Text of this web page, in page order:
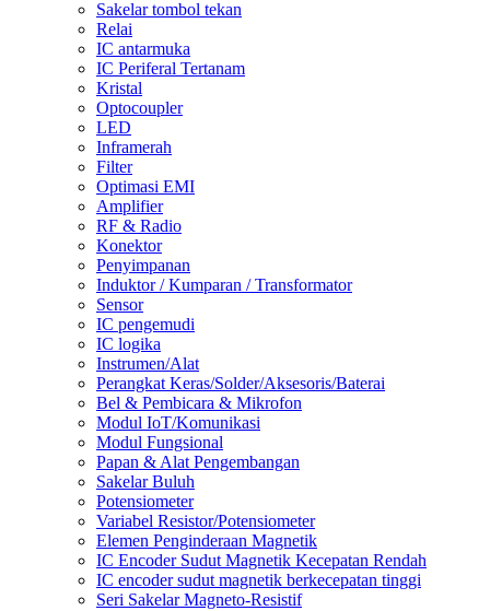
Sakelar tombol tekan
Relai
IC antarmuka
IC Periferal Tertanam
Kristal
Optocoupler
LED
Inframerah
Filter
Optimasi EMI
Amplifier
RF & Radio
Konektor
Penyimpanan
Induktor / Kumparan / Transformator
Sensor
IC pengemudi
IC logika
Instrumen/Alat
Perangkat Keras/Solder/Aksesoris/Baterai
Bel & Pembicara & Mikrofon
Modul IoT/Komunikasi
Modul Fungsional
Papan & Alat Pengembangan
Sakelar Buluh
Potensiometer
Variabel Resistor/Potensiometer
Elemen Penginderaan Magnetik
IC Encoder Sudut Magnetik Kecepatan Rendah
IC encoder sudut magnetik berkecepatan tinggi
Seri Sakelar Magneto-Resistif